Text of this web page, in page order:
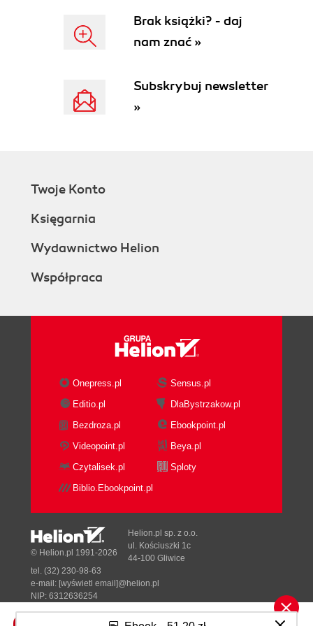
Brak książki? - daj
nam znać »
Subskrybuj newsletter
»
Twoje Konto
Księgarnia
Wydawnictwo Helion
Współpraca
Onepress.pl
Sensus.pl
Editio.pl
DlaBystrzakow.pl
Bezdroza.pl
Ebookpoint.pl
Videopoint.pl
Beya.pl
Czytalisek.pl
Sploty
Biblio.Ebookpoint.pl
© Helion.pl 1991-2026
Helion.pl sp. z o.o.
ul. Kościuszki 1c
44-100 Gliwice
tel. (32) 230-98-63
e-mail: [wyświetl email]@helion.pl
NIP: 6312636254